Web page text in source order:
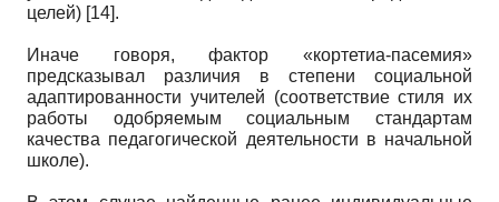
целей) [14].
Иначе говоря, фактор «кортетиа-пасемия»
предсказывал различия в степени социальной
адаптированности учителей (соответствие стиля их
работы одобряемым социальным стандартам
качества педагогической деятельности в начальной
школе).